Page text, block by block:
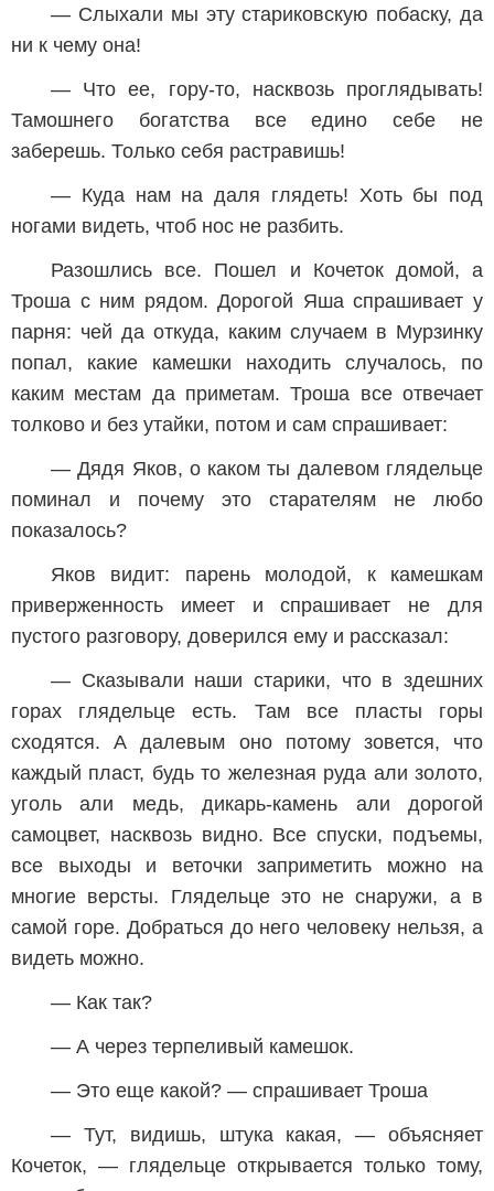
— Слыхали мы эту стариковскую побаску, да
ни к чему она!
— Что ее, гору-то, насквозь проглядывать!
Тамошнего богатства все едино себе не
заберешь. Только себя растравишь!
— Куда нам на даля глядеть! Хоть бы под
ногами видеть, чтоб нос не разбить.
Разошлись все. Пошел и Кочеток домой, а
Троша с ним рядом. Дорогой Яша спрашивает у
парня: чей да откуда, каким случаем в Мурзинку
попал, какие камешки находить случалось, по
каким местам да приметам. Троша все отвечает
толково и без утайки, потом и сам спрашивает:
— Дядя Яков, о каком ты далевом глядельце
поминал и почему это старателям не любо
показалось?
Яков видит: парень молодой, к камешкам
приверженность имеет и спрашивает не для
пустого разговору, доверился ему и рассказал:
— Сказывали наши старики, что в здешних
горах глядельце есть. Там все пласты горы
сходятся. А далевым оно потому зовется, что
каждый пласт, будь то железная руда али золото,
уголь али медь, дикарь-камень али дорогой
самоцвет, насквозь видно. Все спуски, подъемы,
все выходы и веточки заприметить можно на
многие версты. Глядельце это не снаружи, а в
самой горе. Добраться до него человеку нельзя, а
видеть можно.
— Как так?
— А через терпеливый камешок.
— Это еще какой? — спрашивает Троша
— Тут, видишь, штука какая, — объясняет
Кочеток, — глядельце открывается только тому,